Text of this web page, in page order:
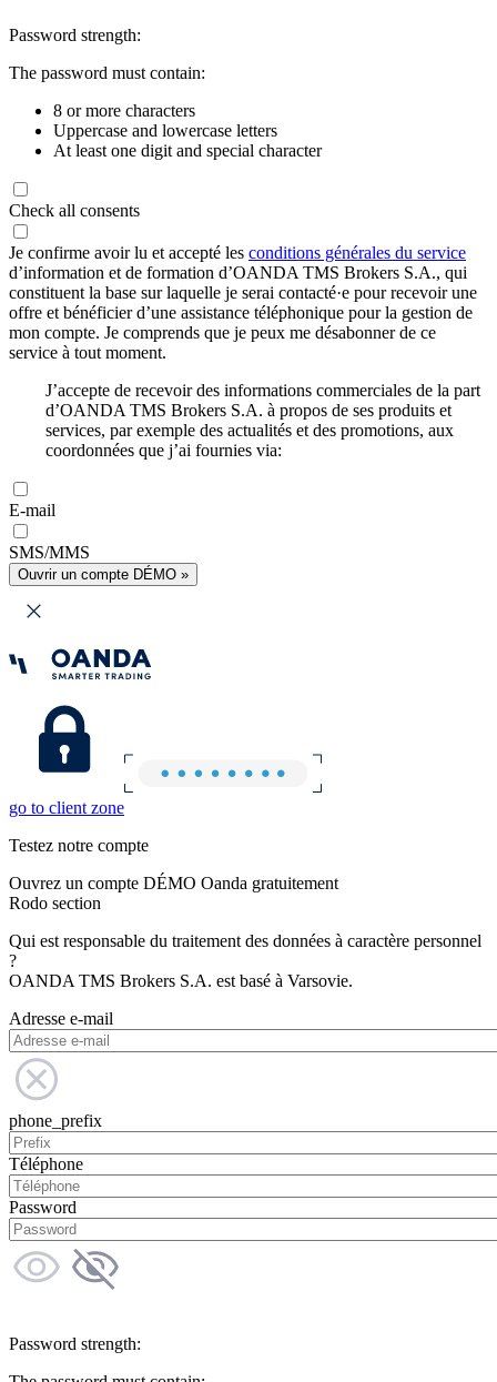
Password strength:
The password must contain:
8 or more characters
Uppercase and lowercase letters
At least one digit and special character
Check all consents
Je confirme avoir lu et accepté les conditions générales du service
d’information et de formation d’OANDA TMS Brokers S.A., qui
constituent la base sur laquelle je serai contacté·e pour recevoir une
offre et bénéficier d’une assistance téléphonique pour la gestion de
mon compte. Je comprends que je peux me désabonner de ce
service à tout moment.
J’accepte de recevoir des informations commerciales de la part
d’OANDA TMS Brokers S.A. à propos de ses produits et
services, par exemple des actualités et des promotions, aux
coordonnées que j’ai fournies via:
E-mail
SMS/MMS
Ouvrir un compte DÉMO »
go to client zone
Testez notre compte
Ouvrez un compte DÉMO Oanda gratuitement
Rodo section
Qui est responsable du traitement des données à caractère personnel
?
OANDA TMS Brokers S.A. est basé à Varsovie.
Adresse e-mail
phone_prefix
Téléphone
Password
Password strength: